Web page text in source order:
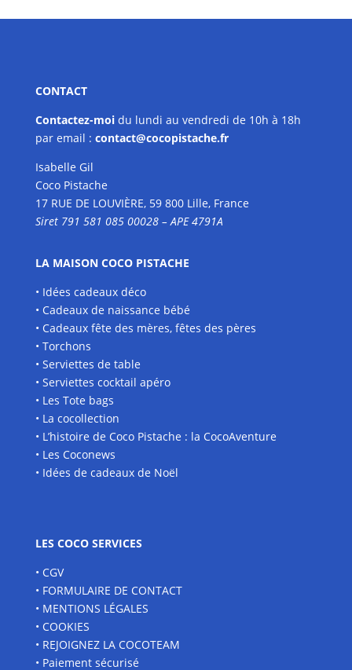
CONTACT
Contactez-moidu lundi au vendredi de 10h à 18h
par email : contact@cocopistache.fr
Isabelle Gil
Coco Pistache
17 RUE DE LOUVIÈRE, 59 800 Lille, France
Siret 791 581 085 00028 – APE 4791A
LA MAISON COCO PISTACHE
• Idées cadeaux déco
• Cadeaux de naissance bébé
• Cadeaux fête des mères, fêtes des pères
• Torchons
• Serviettes de table
• Serviettes cocktail apéro
• Les Tote bags
• La cocollection
• L’histoire de Coco Pistache : la CocoAventure
• Les Coconews
• Idées de cadeaux de Noël
LES COCO SERVICES
• CGV
• FORMULAIRE DE CONTACT
• MENTIONS LÉGALES
• COOKIES
• REJOIGNEZ LA COCOTEAM
• Paiement sécurisé